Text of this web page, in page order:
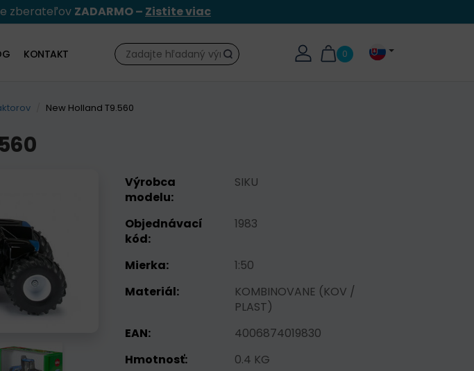
zberateľov ZADARMO – Zistite viac
0
Hľadať
KONTAKT
New Holland T9.560
Výrobca
modelu:
SIKU
Objednávací
kód:
1983
Mierka:
1:50
Materiál:
KOMBINOVANE (KOV /
PLAST)
EAN:
4006874019830
Hmotnosť:
0.4 KG